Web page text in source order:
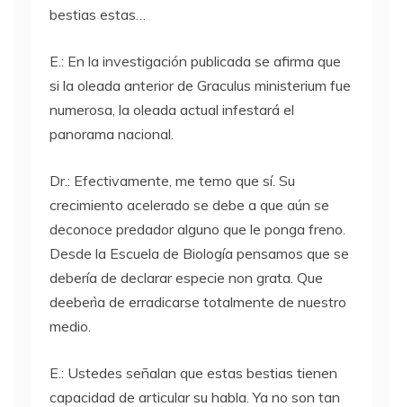
bestias estas…
E.: En la investigación publicada se afirma que
si la oleada anterior de Graculus ministerium fue
numerosa, la oleada actual infestará el
panorama nacional.
Dr.: Efectivamente, me temo que sí. Su
crecimiento acelerado se debe a que aún se
deconoce predador alguno que le ponga freno.
Desde la Escuela de Biología pensamos que se
debería de declarar especie non grata. Que
deeberìa de erradicarse totalmente de nuestro
medio.
E.: Ustedes señalan que estas bestias tienen
capacidad de articular su habla. Ya no son tan